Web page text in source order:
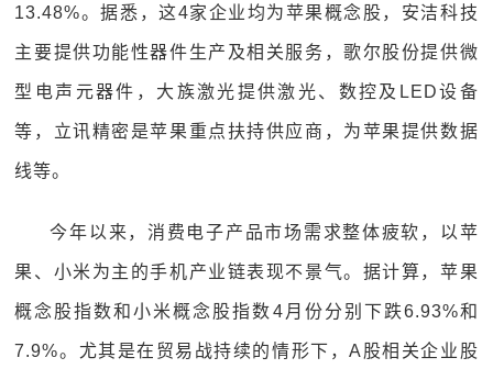
13.48%。据悉，这4家企业均为苹果概念股，安洁科技
主要提供功能性器件生产及相关服务，歌尔股份提供微
型电声元器件，大族激光提供激光、数控及LED设备
等，立讯精密是苹果重点扶持供应商，为苹果提供数据
线等。
今年以来，消费电子产品市场需求整体疲软，以苹
果、小米为主的手机产业链表现不景气。据计算，苹果
概念股指数和小米概念股指数4月份分别下跌6.93%和
7.9%。尤其是在贸易战持续的情形下，A股相关企业股